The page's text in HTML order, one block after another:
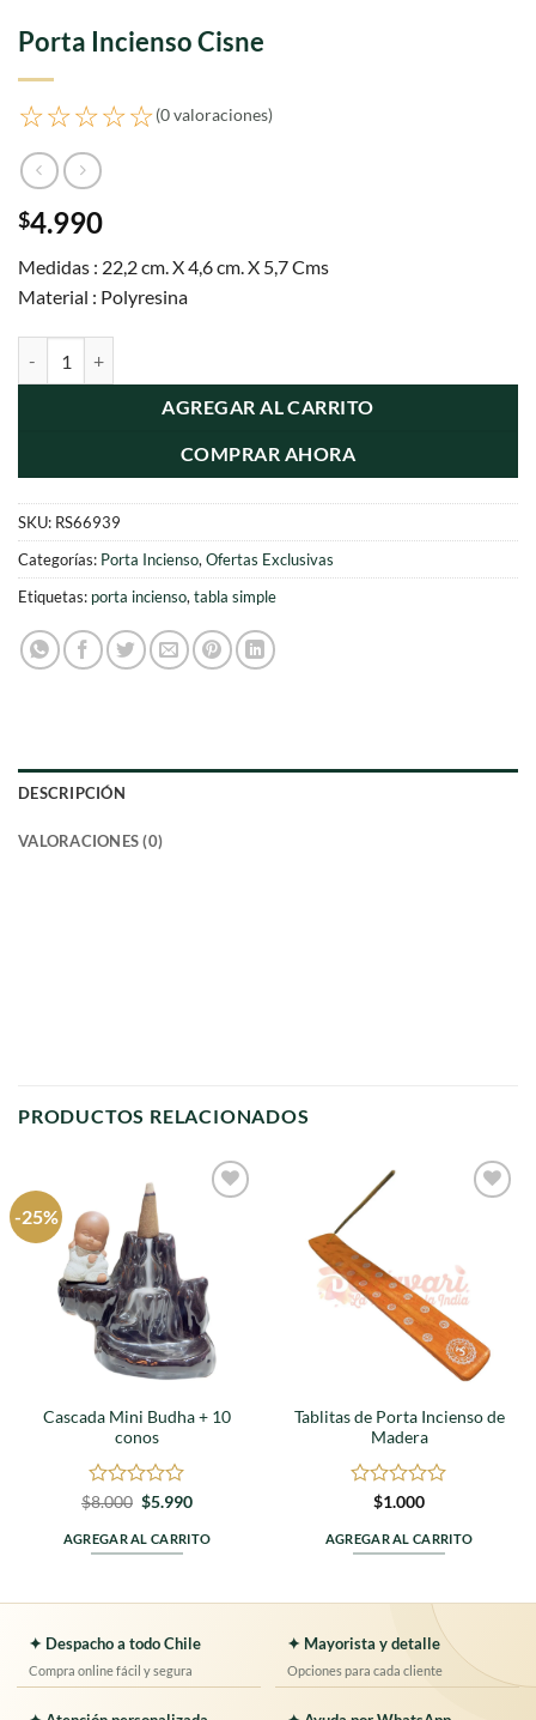
Porta Incienso Cisne
☆☆☆☆☆(0 valoraciones)
$4.990
Medidas : 22,2 cm. X 4,6 cm. X 5,7 Cms
Material : Polyresina
AGREGAR AL CARRITO
COMPRAR AHORA
SKU: RS66939
Categorías: Porta Incienso, Ofertas Exclusivas
Etiquetas: porta incienso, tabla simple
DESCRIPCIÓN
VALORACIONES (0)
PRODUCTOS RELACIONADOS
-25%
Cascada Mini Budha + 10
conos
Valorado
0
de
$8.000 El
precio
original
era:
$5.990El
actual
es:
AGREGAR AL CARRITO
Tablitas de Porta Incienso de
Madera
Valorado
0
de
$1.000
AGREGAR AL CARRITO
✦ Despacho a todo Chile
Compra online fácil y segura
✦ Mayorista y detalle
Opciones para cada cliente